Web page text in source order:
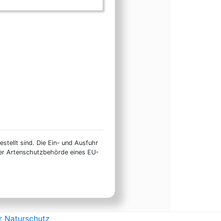
sind. Die Ein- und Ausfuhr
Artenschutzbehörde eines EU-